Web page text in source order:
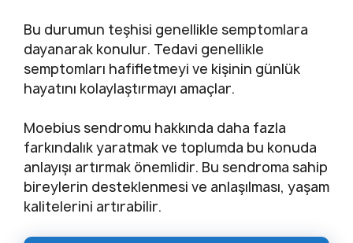
Bu durumun teşhisi genellikle semptomlara
dayanarak konulur. Tedavi genellikle
semptomları hafifletmeyi ve kişinin günlük
hayatını kolaylaştırmayı amaçlar.
Moebius sendromu hakkında daha fazla
farkındalık yaratmak ve toplumda bu konuda
anlayışı artırmak önemlidir. Bu sendroma sahip
bireylerin desteklenmesi ve anlaşılması, yaşam
kalitelerini artırabilir.